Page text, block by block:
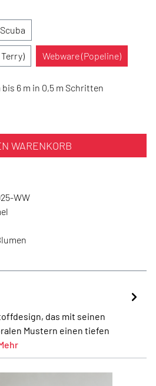
Scuba
Webware (Popeline)
bis 6 m in 0,5 m Schritten
WARENKORB
WW
das mit seinen
Mustern einen tiefen